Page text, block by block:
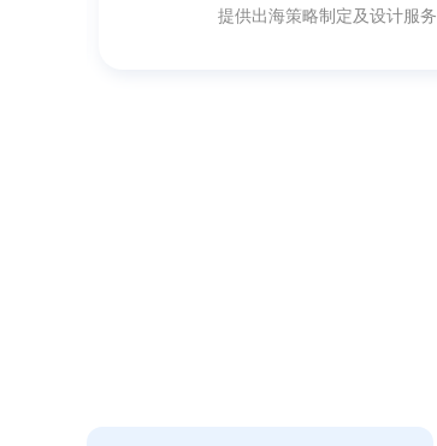
提供出海策略制定及设计服务